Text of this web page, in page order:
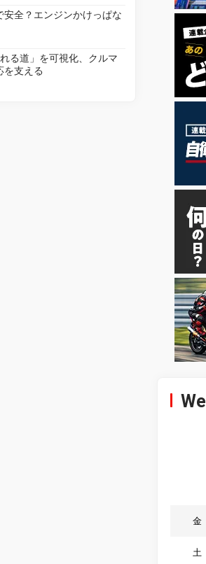
全？エンジンかけっぱな
る道」を可視化、クルマ
を支える
金
土